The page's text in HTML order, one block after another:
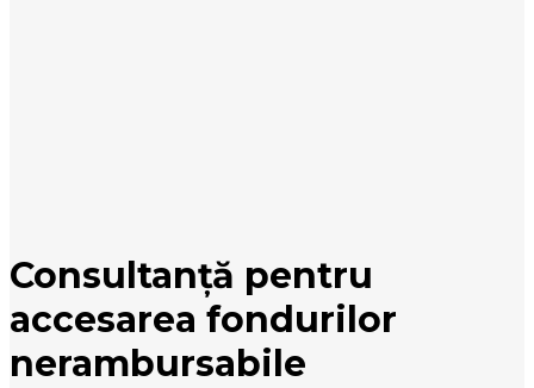
Consultanță pentru
accesarea fondurilor
nerambursabile